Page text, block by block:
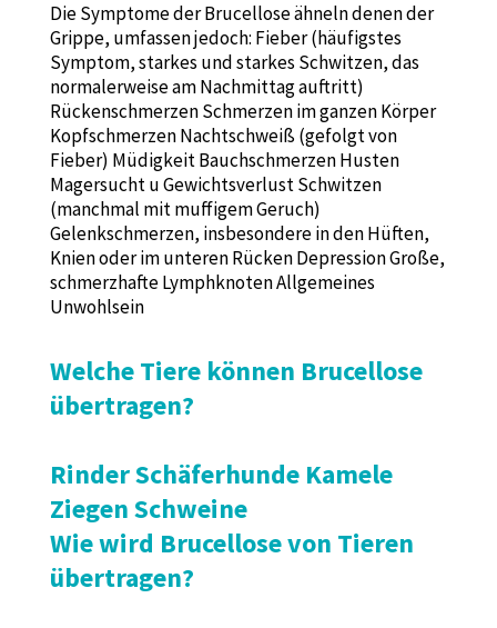
Die Symptome der Brucellose ähneln denen der
Grippe, umfassen jedoch: Fieber (häufigstes
Symptom, starkes und starkes Schwitzen, das
normalerweise am Nachmittag auftritt)
Rückenschmerzen Schmerzen im ganzen Körper
Kopfschmerzen Nachtschweiß (gefolgt von
Fieber) Müdigkeit Bauchschmerzen Husten
Magersucht u Gewichtsverlust Schwitzen
(manchmal mit muffigem Geruch)
Gelenkschmerzen, insbesondere in den Hüften,
Knien oder im unteren Rücken Depression Große,
schmerzhafte Lymphknoten Allgemeines
Unwohlsein
Welche Tiere können Brucellose
übertragen?
Rinder Schäferhunde Kamele
Ziegen Schweine
Wie wird Brucellose von Tieren
übertragen?